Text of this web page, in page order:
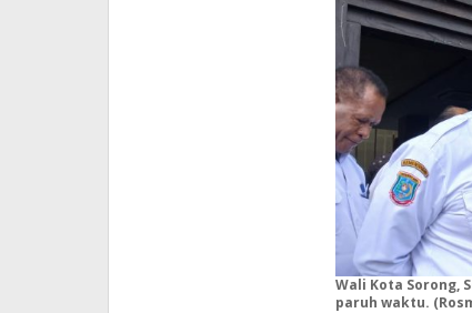
Wali Kota Sorong,
paruh waktu.